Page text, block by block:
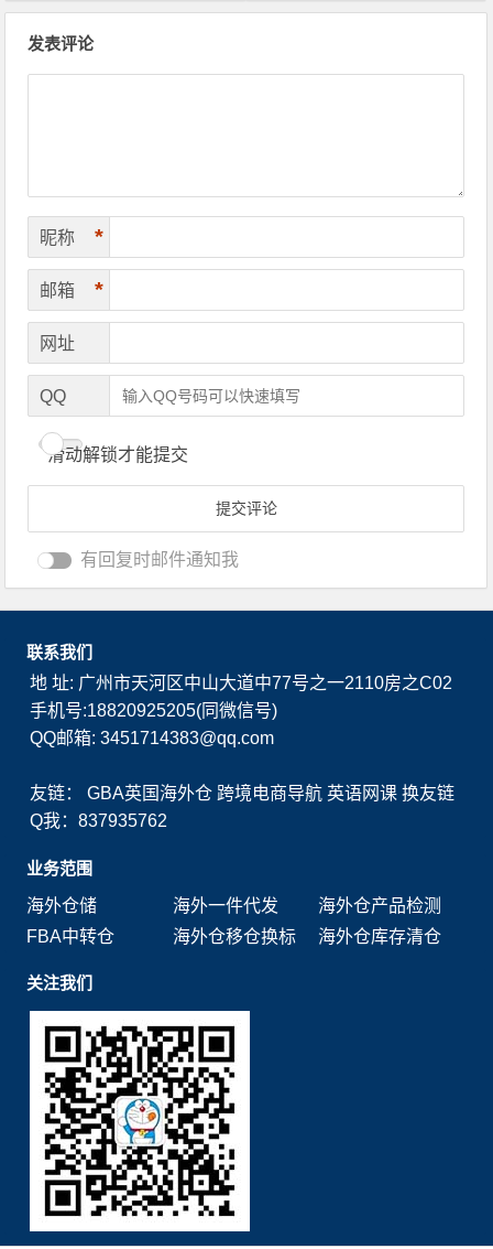
发表评论
昵称 *
邮箱 *
网址
QQ
滑动解锁才能提交
有回复时邮件通知我
联系我们
地 址: 广州市天河区中山大道中77号之一2110房之C02
手机号:18820925205(同微信号)
QQ邮箱: 3451714383@qq.com
友链：GBA英国海外仓 跨境电商导航 英语网课 换友链
Q我：837935762
业务范围
海外仓储
海外一件代发
海外仓产品检测
FBA中转仓
海外仓移仓换标 海外仓库存清仓
关注我们